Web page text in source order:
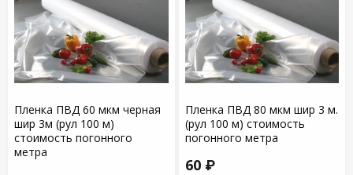
Пленка ПВД 60 мкм черная
шир 3м (рул 100 м)
стоимость погонного
метра
Пленка ПВД 80 мкм шир 3 м.
(рул 100 м) стоимость
погонного метра
60 ₽